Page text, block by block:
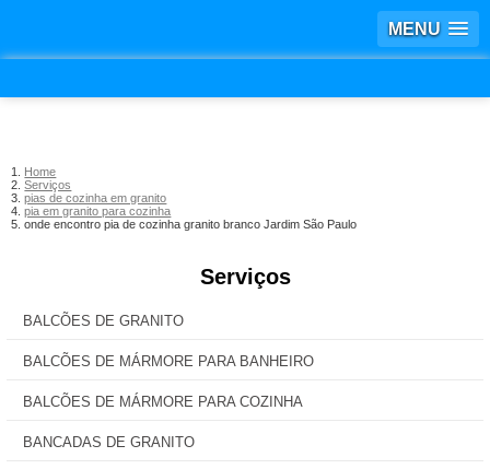
MENU
Home
Serviços
pias de cozinha em granito
pia em granito para cozinha
onde encontro pia de cozinha granito branco Jardim São Paulo
Serviços
BALCÕES DE GRANITO
BALCÕES DE MÁRMORE PARA BANHEIRO
BALCÕES DE MÁRMORE PARA COZINHA
BANCADAS DE GRANITO